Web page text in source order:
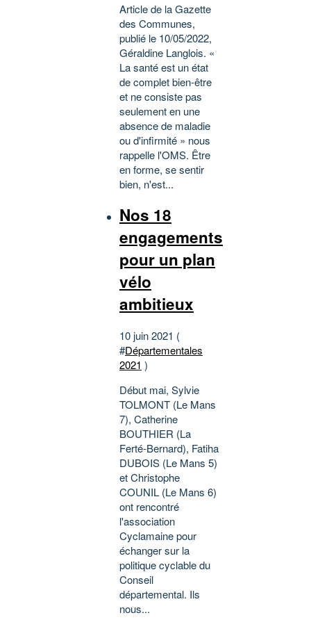
Article de la Gazette
des Communes,
publié le 10/05/2022,
Géraldine Langlois. «
La santé est un état
de complet bien-être
et ne consiste pas
seulement en une
absence de maladie
ou d'infirmité » nous
rappelle l'OMS. Être
en forme, se sentir
bien, n'est...
Nos 18
engagements
pour un plan
vélo
ambitieux
10 juin 2021 (
#Départementales
2021 )
Début mai, Sylvie
TOLMONT (Le Mans
7), Catherine
BOUTHIER (La
Ferté-Bernard), Fatiha
DUBOIS (Le Mans 5)
et Christophe
COUNIL (Le Mans 6)
ont rencontré
l'association
Cyclamaine pour
échanger sur la
politique cyclable du
Conseil
départemental. Ils
nous...